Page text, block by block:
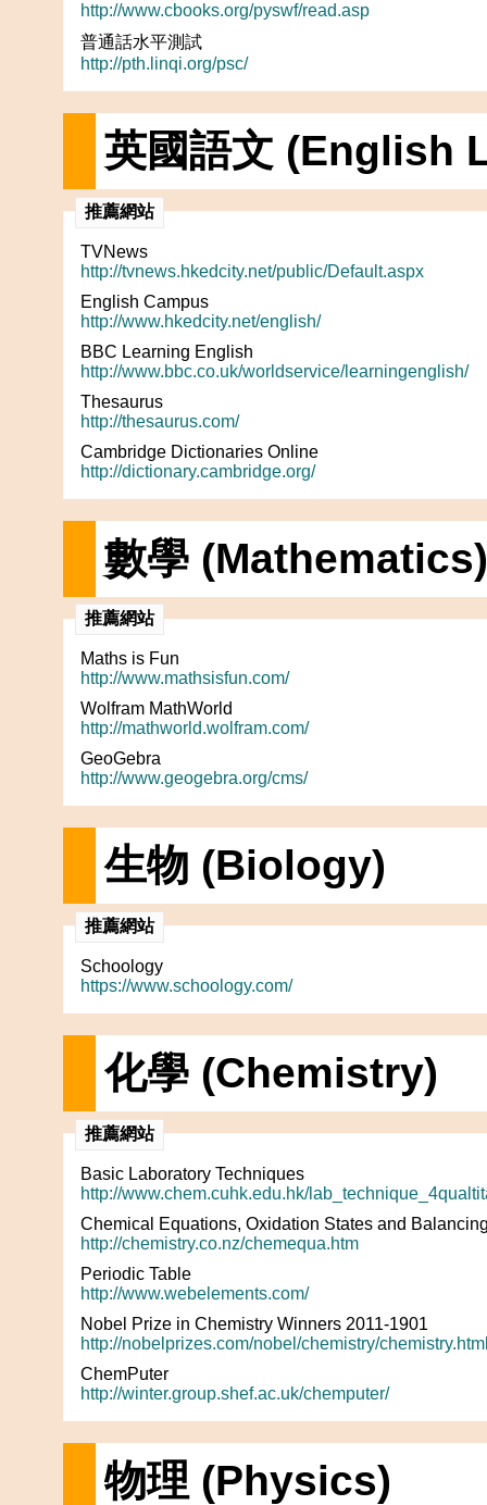
http://www.cbooks.org/pyswf/read.asp
普通話水平測試
http://pth.linqi.org/psc/
英國語文 (English
推薦網站
TVNews
http://tvnews.hkedcity.net/public/Default.aspx
English Campus
http://www.hkedcity.net/english/
BBC Learning English
http://www.bbc.co.uk/worldservice/learningenglish/
Thesaurus
http://thesaurus.com/
Cambridge Dictionaries Online
http://dictionary.cambridge.org/
數學 (Mathematics)
推薦網站
Maths is Fun
http://www.mathsisfun.com/
Wolfram MathWorld
http://mathworld.wolfram.com/
GeoGebra
http://www.geogebra.org/cms/
生物 (Biology)
推薦網站
Schoology
https://www.schoology.com/
化學 (Chemistry)
推薦網站
Basic Laboratory Techniques
http://www.chem.cuhk.edu.hk/
Chemical Equations, Oxidation States and
http://chemistry.co.nz/chemequa.htm
Periodic Table
http://www.webelements.com/
Nobel Prize in Chemistry Winners 2011-1901
http://nobelprizes.com/nobel/chemistry/
ChemPuter
http://winter.group.shef.ac.uk/chemputer/
物理 (Physics)